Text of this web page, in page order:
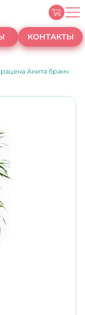
КОНТАКТЫ
Анита бранч